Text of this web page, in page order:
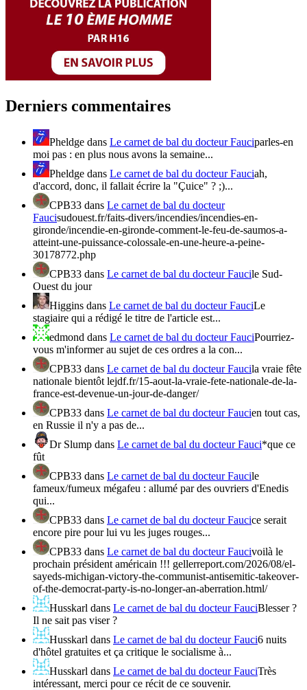
Derniers commentaires
Pheldge dans Le carnet de bal du docteur Fauciparles-en
moi pas : en plus nous avons la semaine...
Pheldge dans Le carnet de bal du docteur Fauciah,
d'accord, donc, il fallait écrire la "Çuice" ? ;)...
CPB33 dans Le carnet de bal du docteur
Faucisudouest.fr/faits-divers/incendies/incendies-en-
gironde/incendie-en-gironde-comment-le-feu-de-saumos-a-
atteint-une-puissance-colossale-en-une-heure-a-peine-
30178772.php
CPB33 dans Le carnet de bal du docteur Faucile Sud-
Ouest du jour
Higgins dans Le carnet de bal du docteur FauciLe
stagiaire qui a rédigé le titre de l'article est...
edmond dans Le carnet de bal du docteur FauciPourriez-
vous m'informer au sujet de ces ordres a la con...
CPB33 dans Le carnet de bal du docteur Faucila vraie fête
nationale bientôt lejdf.fr/15-aout-la-vraie-fete-nationale-de-la-
france-est-devenue-un-jour-de-danger/
CPB33 dans Le carnet de bal du docteur Faucien tout cas,
en Russie il n'y a pas de...
Dr Slump dans Le carnet de bal du docteur Fauci*que ce
fût
CPB33 dans Le carnet de bal du docteur Faucile
fameux/fumeux mégafeu : allumé par des ouvriers d'Enedis
qui...
CPB33 dans Le carnet de bal du docteur Faucice serait
encore pire pour lui vu les juges rouges...
CPB33 dans Le carnet de bal du docteur Faucivoilà le
prochain président américain !!! gellerreport.com/2026/08/el-
sayeds-michigan-victory-the-communist-antisemitic-takeover-
of-the-democrat-party-is-no-longer-an-aberration.html/
Husskarl dans Le carnet de bal du docteur FauciBlesser ?
Il ne sait pas viser ?
Husskarl dans Le carnet de bal du docteur Fauci6 nuits
d'hôtel gratuites et ça critique le socialisme à...
Husskarl dans Le carnet de bal du docteur FauciTrès
intéressant, merci pour ce récit de ce souvenir.